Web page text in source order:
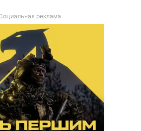
реклама